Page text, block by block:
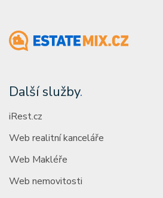
Další služby.
iRest.cz
Web realitní kanceláře
Web Makléře
Web nemovitosti